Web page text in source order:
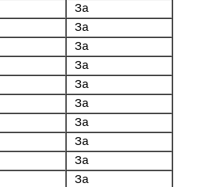
За
За
За
За
За
За
За
За
За
За